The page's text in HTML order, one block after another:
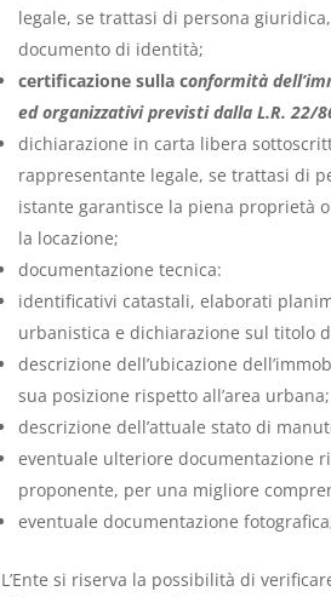
legale, se trattasi di persona
documento di identità;
certificazione sulla conformità
ed organizzativi previsti dalla L.R. 22/
dichiarazione in carta libera
rappresentante legale, se trattasi di
istante garantisce la piena proprietà
la locazione;
documentazione tecnica:
identificativi catastali, elaborati
urbanistica e dichiarazione sul titolo
descrizione dell’ubicazione
sua posizione rispetto all’area urbana;
descrizione dell’attuale stato di
eventuale ulteriore documentazione
proponente, per una migliore
eventuale documentazione
L’Ente si riserva la possibilità di